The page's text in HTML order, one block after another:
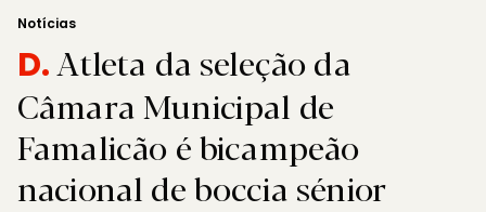
Notícias
D.Atleta da seleção da
Câmara Municipal de
Famalicão é bicampeão
nacional de boccia sénior